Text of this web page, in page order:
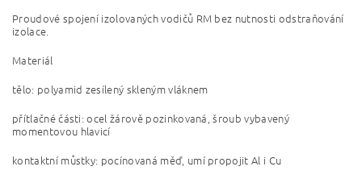
Proudové spojení izolovaných vodičů RM bez nutnosti odstraňování
izolace.
Materiál
tělo: polyamid zesílený skleným vláknem
přítlačné části: ocel žárově pozinkovaná, šroub vybavený
momentovou hlavicí
kontaktní můstky: pocínovaná měď, umí propojit Al i Cu